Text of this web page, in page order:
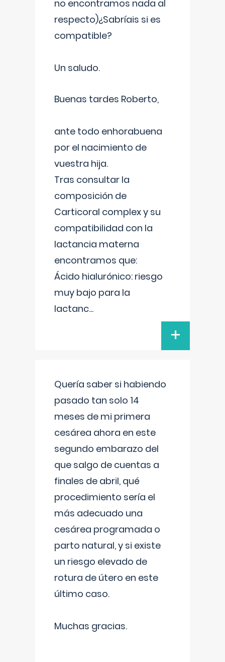
no encontramos nada al
respecto)¿Sabríais si es
compatible?
Un saludo.
Buenas tardes Roberto,
ante todo enhorabuena
por el nacimiento de
vuestra hija.
Tras consultar la
composición de
Carticoral complex y su
compatibilidad con la
lactancia materna
encontramos que:
Ácido hialurónico: riesgo
muy bajo para la
lactanc...
+
Quería saber si habiendo
pasado tan solo 14
meses de mi primera
cesárea ahora en este
segundo embarazo del
que salgo de cuentas a
finales de abril, qué
procedimiento sería el
más adecuado una
cesárea programada o
parto natural, y si existe
un riesgo elevado de
rotura de útero en este
último caso.
Muchas gracias.